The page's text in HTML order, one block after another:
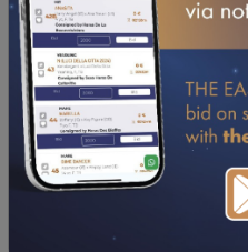
2025
11/07/25 DAPRIX GUY
24/05/25 PRIX DE SARE
15/05/25 8THPRIX DES